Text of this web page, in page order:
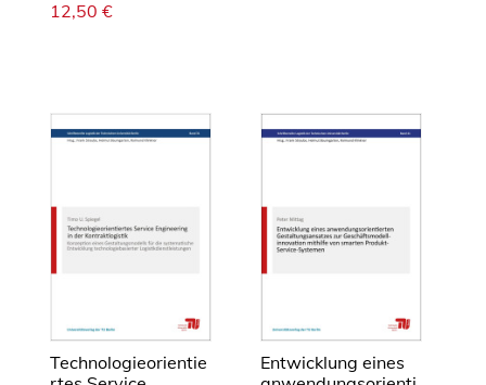
12,50 €
Technologieorientie
Entwicklung eines